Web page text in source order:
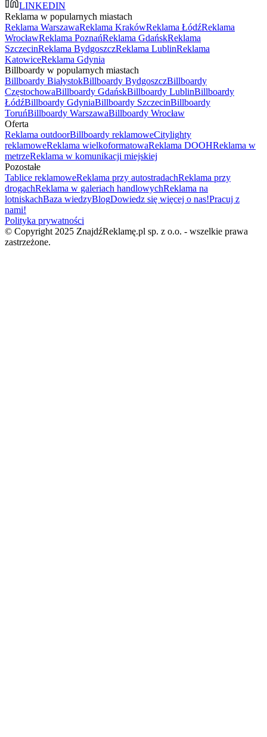
LINKEDIN
Reklama w popularnych miastach
Reklama WarszawaReklama KrakówReklama ŁódźReklama
WrocławReklama PoznańReklama GdańskReklama
SzczecinReklama BydgoszczReklama LublinReklama
KatowiceReklama Gdynia
Billboardy w popularnych miastach
Billboardy BiałystokBillboardy BydgoszczBillboardy
CzęstochowaBillboardy GdańskBillboardy LublinBillboardy
ŁódźBillboardy GdyniaBillboardy SzczecinBillboardy
ToruńBillboardy WarszawaBillboardy Wrocław
Oferta
Reklama outdoorBillboardy reklamoweCitylighty
reklamoweReklama wielkoformatowaReklama DOOHReklama w
metrzeReklama w komunikacji miejskiej
Pozostałe
Tablice reklamoweReklama przy autostradachReklama przy
drogachReklama w galeriach handlowychReklama na
lotniskachBaza wiedzyBlogDowiedz się więcej o nas!Pracuj z
nami!
Polityka prywatności
© Copyright 2025 ZnajdźReklamę.pl sp. z o.o. - wszelkie prawa
zastrzeżone.